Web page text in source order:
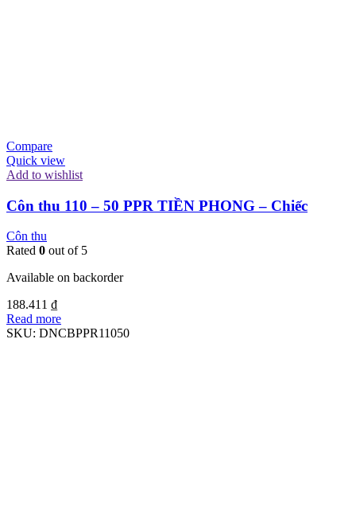
Compare
Quick view
Add to wishlist
Côn thu 110 – 50 PPR TIỀN PHONG – Chiếc
Côn thu
Rated 0 out of 5
Available on backorder
188.411 ₫
Read more
SKU: DNCBPPR11050